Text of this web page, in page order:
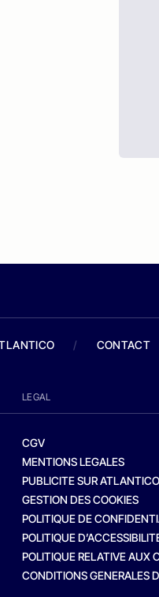
/ CONTACT
LEGAL
CGV
MENTIONS LEGALES
PUBLICITE SUR ATLANTICO
GESTION DES COOKIES
POLITIQUE DE
POLITIQUE
POLITIQUE RELATIVE AUX
CONDITIONS GENERALES